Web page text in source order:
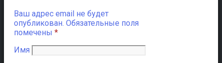
Ваш адрес email не будет
опубликован. Обязательные поля
помечены *
Имя